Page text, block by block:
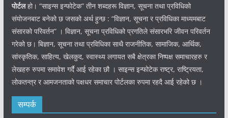
पोर्टलहो। “साइन्स इन्फोटेक” तीन शब्दहरू विज्ञान, सूचना तथा प्रविधिको
संयोजनबाट बनेको छ जसको अर्थ हुन्छ : “विज्ञान, सूचना र प्रविधिका माध्यमबाट
संसारको परिवर्तन” । विज्ञान, सूचना प्रविधिको प्रगतिले संसारभरि जीवन परिवर्तन
गरेको छ। बिज्ञान, सूचना तथा प्रविधिका साथै राजनीतिक, सामाजिक, आर्थिक,
सांस्कृतिक, साहित्य, खेलकुद, स्वास्थ्य लगायत सबै क्षेत्रका निष्पक्ष समाचारहरु र
लेखहरु रुपमा समावेश गर्दै आई रहेका छौ । साइन्स इन्फोटेक राष्ट्र, राष्ट्रियता,
लोकतन्त्र र आमजनताको पक्षधर समाचार पोर्टलका रुपमा रहदै आई रहेको छ ।
सम्पर्क